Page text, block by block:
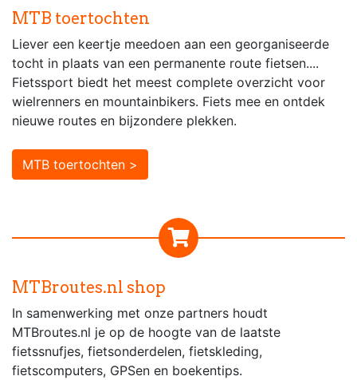
MTB toertochten
Liever een keertje meedoen aan een georganiseerde
tocht in plaats van een permanente route fietsen....
Fietssport biedt het meest complete overzicht voor
wielrenners en mountainbikers. Fiets mee en ontdek
nieuwe routes en bijzondere plekken.
MTB toertochten >
MTBroutes.nl shop
In samenwerking met onze partners houdt
MTBroutes.nl je op de hoogte van de laatste
fietssnufjes, fietsonderdelen, fietskleding,
fietscomputers, GPSen en boekentips.